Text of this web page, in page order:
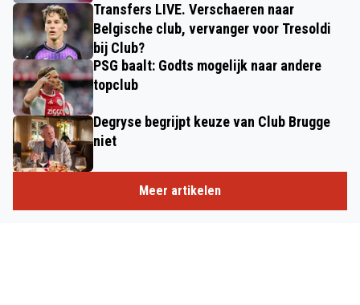
Transfers LIVE. Verschaeren naar
Belgische club, vervanger voor Tresoldi
bij Club?
PSG baalt: Godts mogelijk naar andere
topclub
Degryse begrijpt keuze van Club Brugge
niet
Meer artikelen